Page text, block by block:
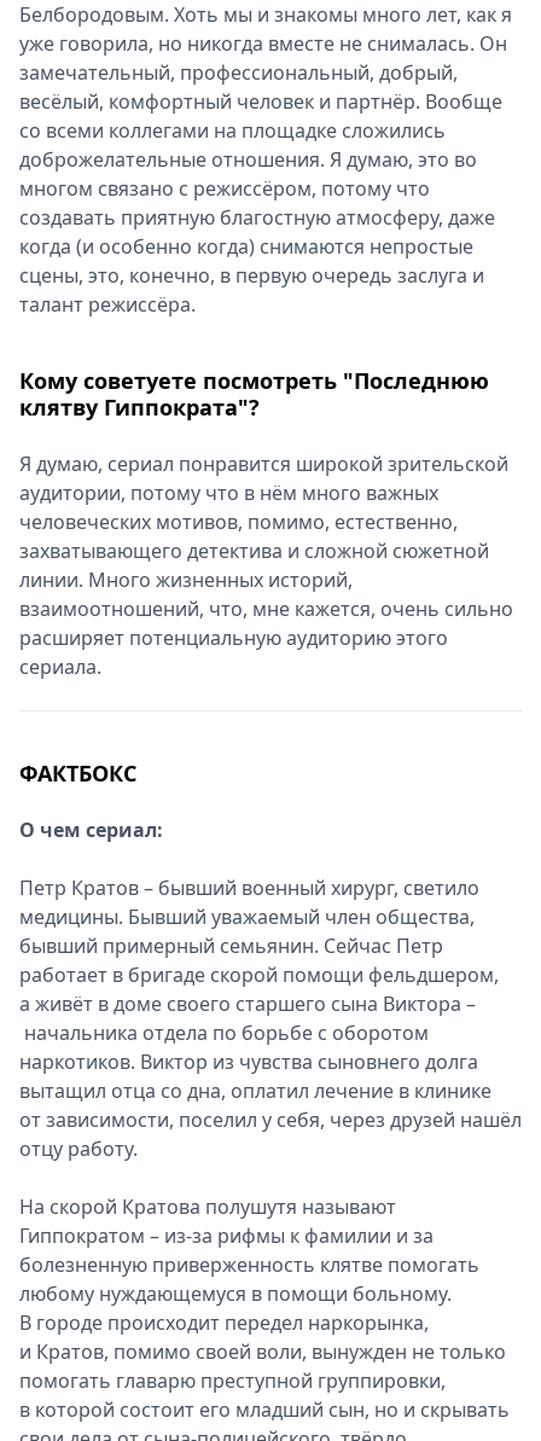
Белбородовым. Хоть мы и знакомы много лет, как я
уже говорила, но никогда вместе не снималась. Он
замечательный, профессиональный, добрый,
весёлый, комфортный человек и партнёр. Вообще
со всеми коллегами на площадке сложились
доброжелательные отношения. Я думаю, это во
многом связано с режиссёром, потому что
создавать приятную благостную атмосферу, даже
когда (и особенно когда) снимаются непростые
сцены, это, конечно, в первую очередь заслуга и
талант режиссёра.
Кому советуете посмотреть "Последнюю
клятву Гиппократа"?
Я думаю, сериал понравится широкой зрительской
аудитории, потому что в нём много важных
человеческих мотивов, помимо, естественно,
захватывающего детектива и сложной сюжетной
линии. Много жизненных историй,
взаимоотношений, что, мне кажется, очень сильно
расширяет потенциальную аудиторию этого
сериала.
ФАКТБОКС
О чем сериал:
Петр Кратов – бывший военный хирург, светило
медицины. Бывший уважаемый член общества,
бывший примерный семьянин. Сейчас Петр
работает в бригаде скорой помощи фельдшером,
а живёт в доме своего старшего сына Виктора –
начальника отдела по борьбе с оборотом
наркотиков. Виктор из чувства сыновнего долга
вытащил отца со дна, оплатил лечение в клинике
от зависимости, поселил у себя, через друзей нашёл
отцу работу.
На скорой Кратова полушутя называют
Гиппократом – из-за рифмы к фамилии и за
болезненную приверженность клятве помогать
любому нуждающемуся в помощи больному.
В городе происходит передел наркорынка,
и Кратов, помимо своей воли, вынужден не только
помогать главарю преступной группировки,
в которой состоит его младший сын, но и скрывать